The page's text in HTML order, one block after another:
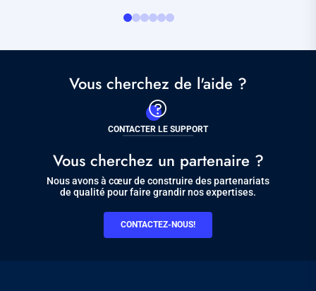
Vous cherchez de l'aide ?
CONTACTER LE SUPPORT
Vous cherchez un partenaire ?
Nous avons à cœur de construire des partenariats
de qualité pour faire grandir nos expertises.
CONTACTEZ-NOUS!